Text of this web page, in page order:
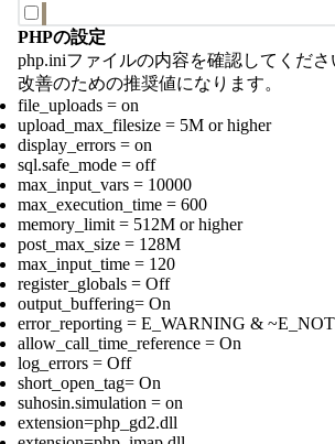
PHPの設定
php.iniファイルの内容を確認してくだ
改善のための推奨値になります。
file_uploads = on
upload_max_filesize = 5M or higher
display_errors = on
sql.safe_mode = off
max_input_vars = 10000
max_execution_time = 600
memory_limit = 512M or higher
post_max_size = 128M
max_input_time = 120
register_globals = Off
output_buffering= On
error_reporting = E_WARNING &
allow_call_time_reference = On
log_errors = Off
short_open_tag= On
suhosin.simulation = on
extension=php_gd2.dll